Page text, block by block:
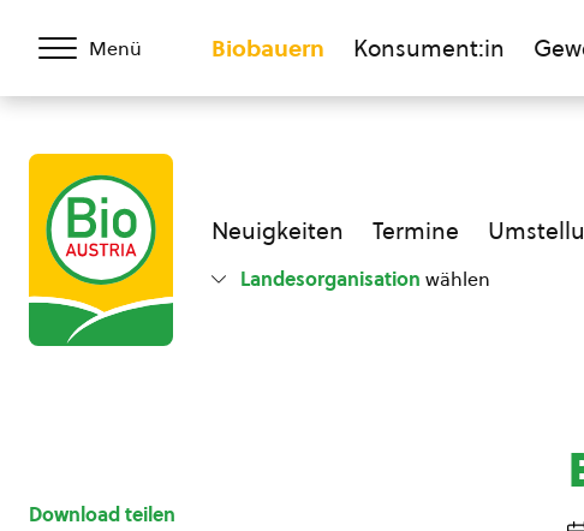
Menü Biobauern Konsument:in
Neuigkeiten Termine
Landesorganisation wählen
Download teilen